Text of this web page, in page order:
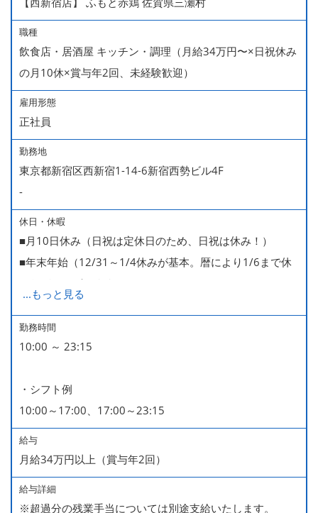
職種
飲食店・居酒屋 キッチン・調理（月給34万円〜×日祝休み
の月10休×賞与年2回、未経験歓迎）
雇用形態
正社員
勤務地
東京都新宿区西新宿1-14-6新宿西勢ビル4F
-
休日・休暇
■月10日休み（日祝は定休日のため、日祝は休み！）
■年末年始（12/31～1/4休みが基本。暦により1/6まで休
みなどもございます）
■GW・お盆（暦通り）
■有給休暇
■慶弔休暇
率100％ ＊2023～2025年実績）
...もっと見る
勤務時間
10:00 ～ 23:15
・シフト例
10:00～17:00、17:00～23:15
給与
月給34万円以上（賞与年2回）
給与詳細
※超過分の残業手当については別途支給いたします。